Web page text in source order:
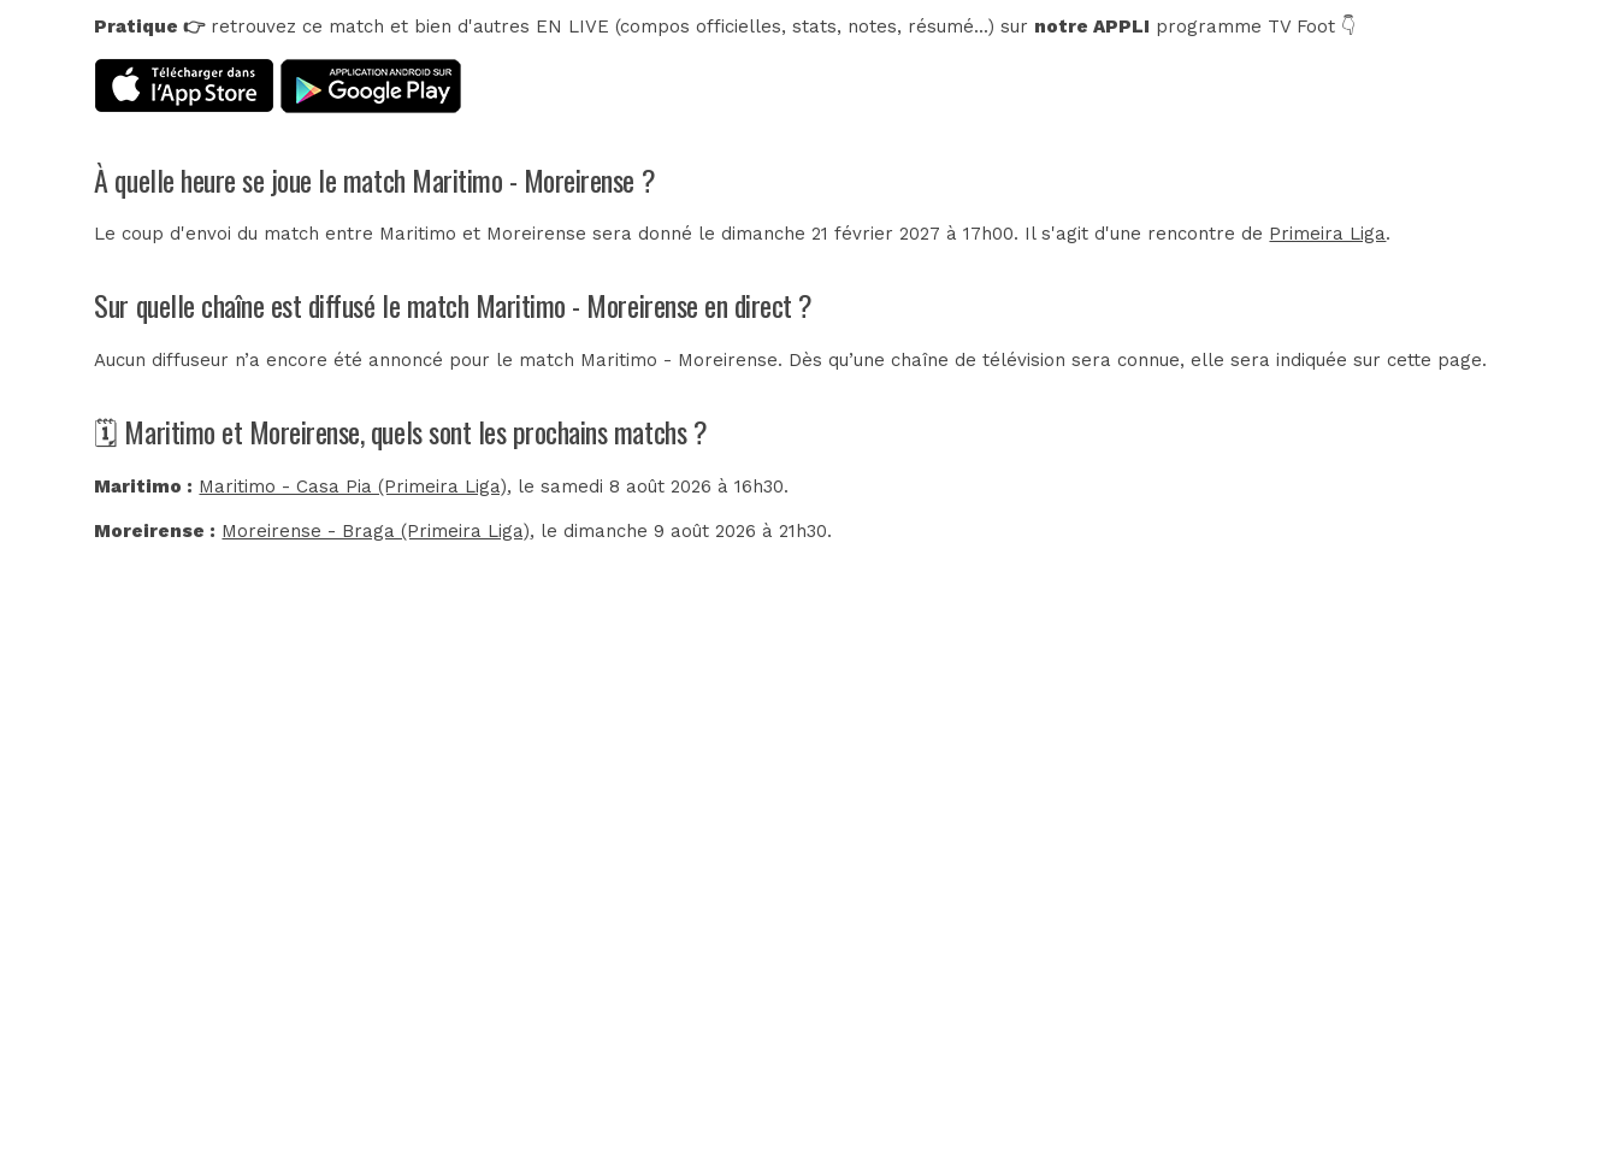
Pratique 👉retrouvez ce match et bien d'autres EN LIVE (compos officielles, stats, notes, résumé...) sur notre APPLI programme TV Foot 👇
À quelle heure se joue le match Maritimo - Moreirense ?
Le coup d'envoi du match entre Maritimo et Moreirense sera donné le dimanche 21 février 2027 à 17h00. Il s'agit d'une rencontre de Primeira Liga.
Sur quelle chaîne est diffusé le match Maritimo - Moreirense en direct ?
Aucun diffuseur n’a encore été annoncé pour le match Maritimo - Moreirense. Dès qu’une chaîne de télévision sera connue, elle sera indiquée sur cette page.
🗓️ Maritimo et Moreirense, quels sont les prochains matchs ?
Maritimo : Maritimo - Casa Pia (Primeira Liga), le samedi 8 août 2026 à 16h30.
Moreirense : Moreirense - Braga (Primeira Liga), le dimanche 9 août 2026 à 21h30.